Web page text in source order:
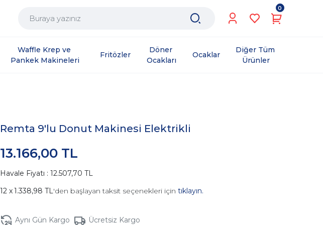
0
Waffle Krep ve
Pankek Makineleri
Fritözler
Döner
Ocakları
Ocaklar
Diğer Tüm
Ürünler
Remta 9'lu Donut Makinesi Elektrikli
13.166,00 TL
Havale Fiyatı : 12.507,70 TL
1.338,98 TL'den başlayan taksit seçenekleri için tıklayın.
Aynı Gün Kargo Ücretsiz Kargo